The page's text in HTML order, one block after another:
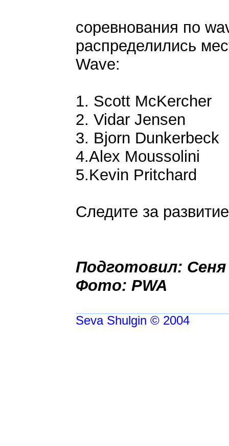
соревнования по
распределились
Wave:
1. Scott McKercher
2. Vidar Jensen
3. Bjorn Dunkerbeck
4.Alex Moussolini
5.Kevin Pritchard
Следите за
Подготовил:
Фото: PWA
Seva Shulgin © 2004